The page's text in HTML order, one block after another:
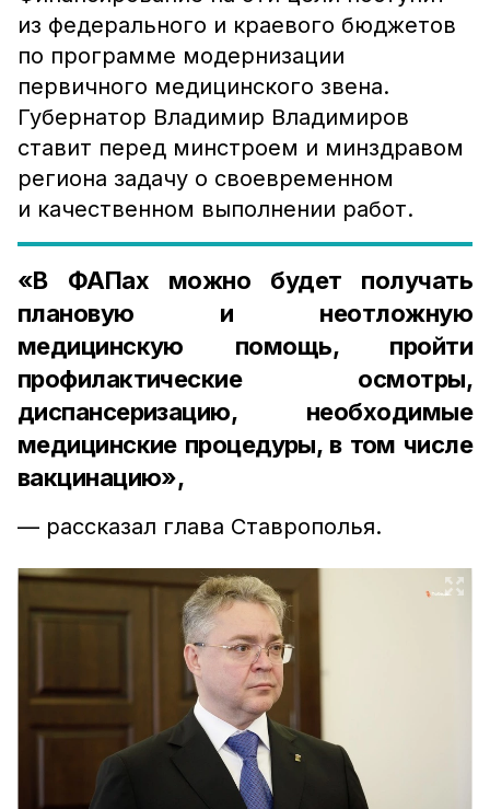
из федерального и краевого бюджетов
по программе модернизации
первичного медицинского звена.
Губернатор Владимир Владимиров
ставит перед минстроем и минздравом
региона задачу о своевременном
и качественном выполнении работ.
«В ФАПах можно будет получать
плановую и неотложную
медицинскую помощь, пройти
профилактические осмотры,
диспансеризацию, необходимые
медицинские процедуры, в том числе
вакцинацию»,
— рассказал глава Ставрополья.